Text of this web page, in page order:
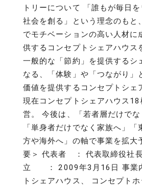
トリーについて 「誰もが毎日
社会を創る」という理念のもと
でモチベーションの高い人材に
供するコンセプトシェアハウス
一般的な「節約」を提供するシ
なる、「体験」や「つながり」
価値を提供するコンセプトシェ
現在コンセプトシェアハウス18
営。 今後は、「若者層だけでな
「単身者だけでなく家族へ」
方や海外へ」の軸で事業を拡
要＞ 代表者 ： 代表取締役社
立 ： 2009年3月16日 事業
トシェアハウス、 コンセプト